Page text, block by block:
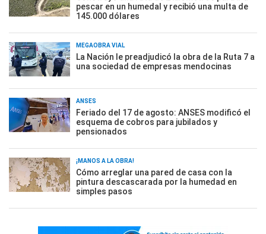
pescar en un humedal y recibió una multa de
145.000 dólares
MEGAOBRA VIAL
La Nación le preadjudicó la obra de la Ruta 7 a
una sociedad de empresas mendocinas
ANSES
Feriado del 17 de agosto: ANSES modificó el
esquema de cobros para jubilados y
pensionados
¡MANOS A LA OBRA!
Cómo arreglar una pared de casa con la
pintura descascarada por la humedad en
simples pasos